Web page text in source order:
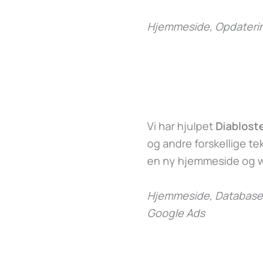
Hjemmeside,
Vi har hjulpet
og andre forskellige
en ny hjemmeside og
Hjemmeside,
Google Ads